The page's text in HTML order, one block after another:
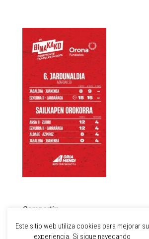
Compartir:
Este sitio web utiliza cookies para mejorar su
experiencia. Si sigue navegando